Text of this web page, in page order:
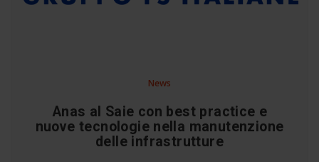
News
Anas al Saie con best practice e
nuove tecnologie nella manutenzione
delle infrastrutture